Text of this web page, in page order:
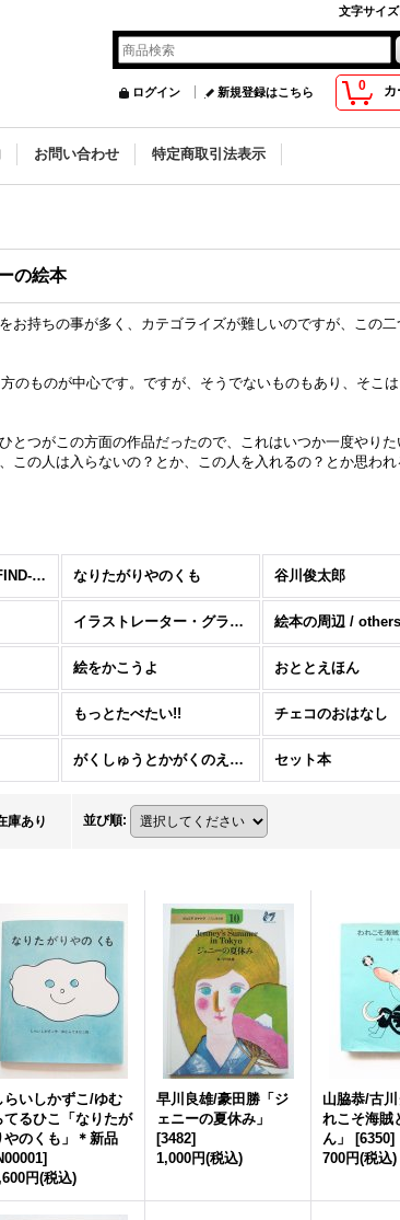
文字サイズ
0 カ
ログイン 新規登録はこちら
お問い合わせ 特定商取引法表示
の絵本
お持ちの事が多く、カテゴライズが難しいのですが、この
のものが中心です。ですが、そうでないものもあり、そこ
とつがこの方面の作品だったので、これはいつか一度やりた
この人は入らないの？とか、この人を入れるの？とか思わ
LET'S-READ-AND-FIND-OUT SCIENCE BOOK なりたがりやのくも 谷川俊太郎
イラストレーター・グラフィックデザイナーの絵本 絵本の周辺 / others
絵をかこうよ おととえほん
もっとたべたい!! チェコのおはなし
がくしゅうとかがくのえほん セット本
庫あり 並び順:
らいしかずこ/ゆむ
てるひこ「なりたが
やのくも」＊新品
]
円(税込)
早川良雄/豪田勝「ジ
ェニーの夏休み」
[3482]
1,000円(税込)
山脇恭/古
れこそ海賊
ん」
[6350]
700円(税込)